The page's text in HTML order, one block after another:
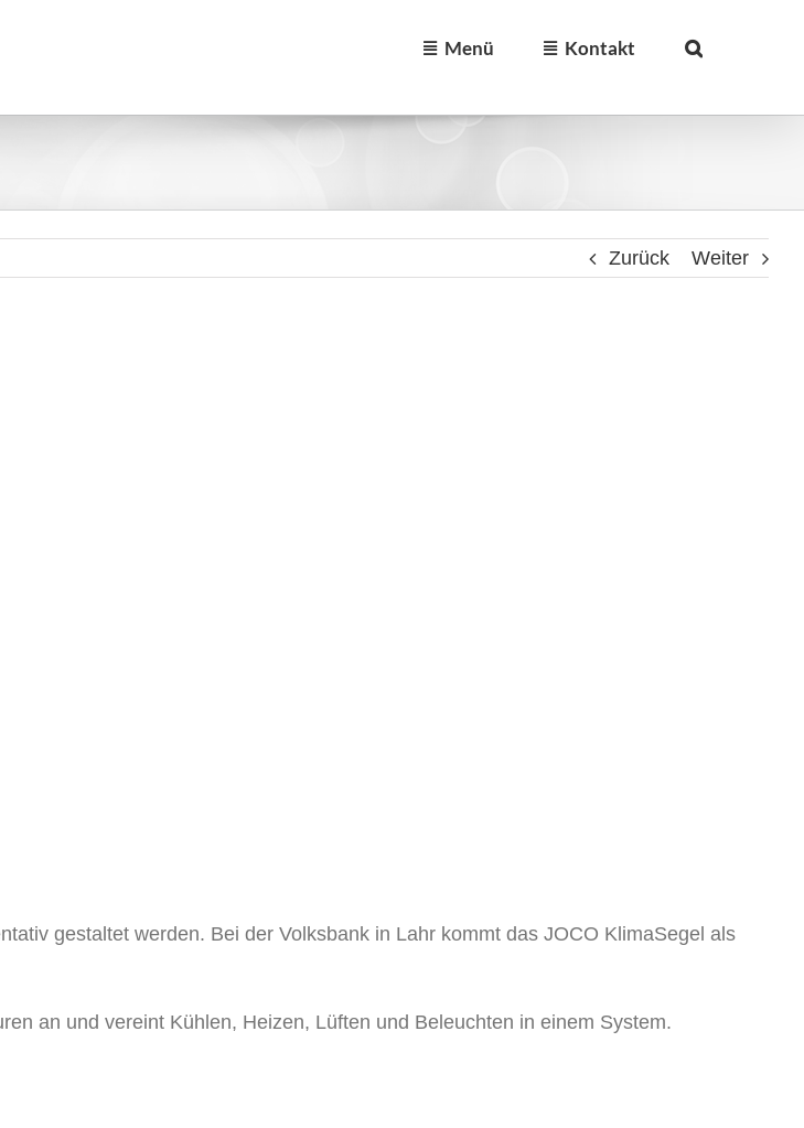
Menü Kontakt
Zurück Weiter
gestaltet werden. Bei der Volksbank in Lahr kommt das JOCO KlimaSegel als
an und vereint Kühlen, Heizen, Lüften und Beleuchten in einem System.